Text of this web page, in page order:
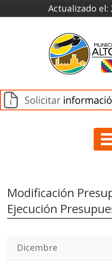
Actualizado el:
Modificación
Ejecución
Dicembre